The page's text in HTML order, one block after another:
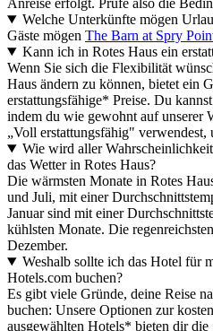
Anreise erfolgt. Prüfe also die
Welche Unterkünfte mögen
Gäste mögen The Barn at Spry
Kann ich in Rotes Haus ein
Wenn Sie sich die Flexibilität
Haus ändern zu können, bietet ein
erstattungsfähige* Preise. Du
indem du wie gewohnt auf unserer
„Voll erstattungsfähig" verwendest,
Wie wird aller
das Wetter in Rotes Haus?
Die wärmsten Monate in Rotes
und Juli, mit einer
Januar sind mit einer
kühlsten Monate. Die
Dezember.
Weshalb sollte ich das Hotel für
Hotels.com buchen?
Es gibt viele Gründe, deine Reise
buchen: Unsere Optionen zur
ausgewählten Hotels* bieten dir